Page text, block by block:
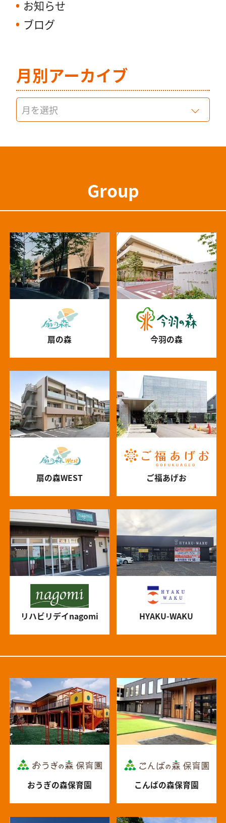
お知らせ
ブログ
月別アーカイブ
Group
扇の森 今羽の森
扇の森WEST ご福あげお
リハビリデイnagomi HYAKU-WAKU
おうぎの森保育園 こんばの森保育園